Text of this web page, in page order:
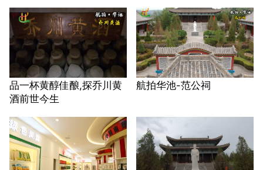
品一杯黄醇佳酿,探乔川黄
酒前世今生
航拍华池-范公祠